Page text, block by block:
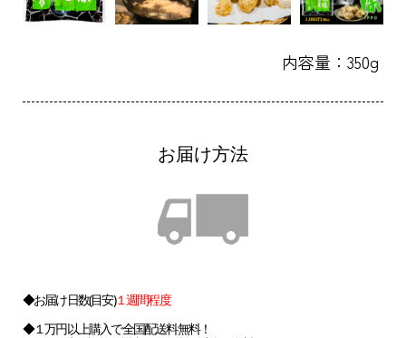
内容量：350g
お届け方法
◆お届け日数(目安)１週間程度
◆１万円以上購入で全国配送料無料！